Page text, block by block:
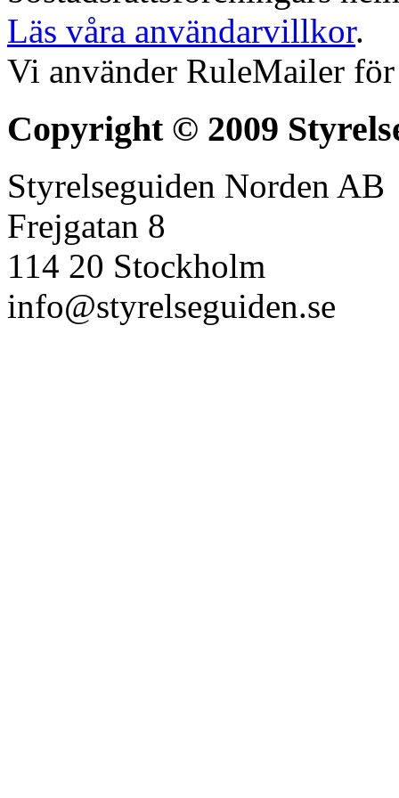
Läs våra användarvillkor.
Vi använder RuleMailer
Copyright © 2009
Styrelseguiden Norden AB
Frejgatan 8
114 20 Stockholm
info@styrelseguiden.se